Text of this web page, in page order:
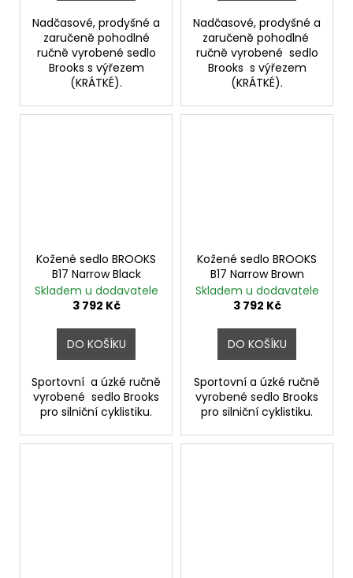
Nadčasové, prodyšné a
zaručeně pohodlné
ručně vyrobené sedlo
Brooks s výřezem
(KRÁTKÉ).
Nadčasové, prodyšné a
zaručeně pohodlné
ručně vyrobené sedlo
Brooks s výřezem
(KRÁTKÉ).
Kožené sedlo BROOKS
B17 Narrow Black
Skladem u dodavatele
3 792 Kč
DO KOŠÍKU
Sportovní a úzké ručně
vyrobené sedlo Brooks
pro silniční cyklistiku.
Kožené sedlo BROOKS
B17 Narrow Brown
Skladem u dodavatele
3 792 Kč
DO KOŠÍKU
Sportovní a úzké ručně
vyrobené sedlo Brooks
pro silniční cyklistiku.